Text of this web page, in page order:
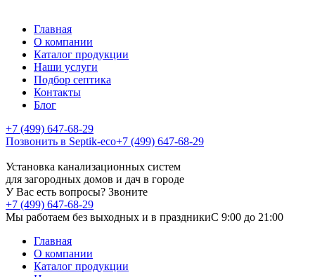
Главная
О компании
Каталог продукции
Наши услуги
Подбор септика
Контакты
Блог
+7 (499) 647-68-29
Позвонить в Septik-eco+7 (499) 647-68-29
Установка канализационных систем
для загородных домов и дач в городе
У Вас есть вопросы? Звоните
+7 (499) 647-68-29
Мы работаем без выходных и в праздникиC 9:00 до 21:00
Главная
О компании
Каталог продукции